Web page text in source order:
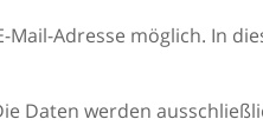
Adresse möglich. In
Daten werden